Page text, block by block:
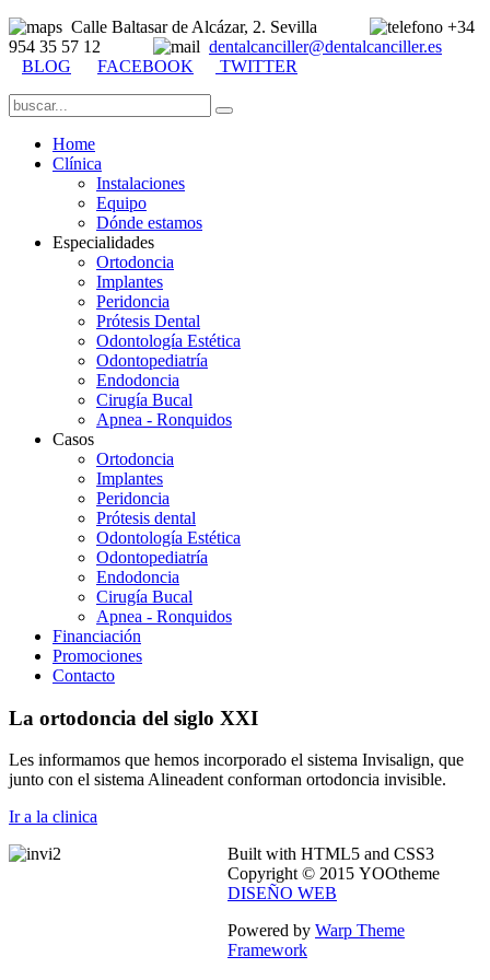
Calle Baltasar de Alcázar, 2. Sevilla
+34
954 35 57 12
dentalcanciller@dentalcanciller.es
BLOG
FACEBOOK TWITTER
Home
Clínica
Instalaciones
Equipo
Dónde estamos
Especialidades
Ortodoncia
Implantes
Peridoncia
Prótesis Dental
Odontología Estética
Odontopediatría
Endodoncia
Cirugía Bucal
Apnea - Ronquidos
Casos
Ortodoncia
Implantes
Peridoncia
Prótesis dental
Odontología Estética
Odontopediatría
Endodoncia
Cirugía Bucal
Apnea - Ronquidos
Financiación
Promociones
Contacto
La ortodoncia del siglo XXI
Les informamos que hemos incorporado el sistema Invisalign, que
junto con el sistema Alineadent conforman ortodoncia invisible.
Ir a la clinica
Built with HTML5 and CSS3
Copyright © 2015 YOOtheme
DISEÑO WEB
Powered by Warp Theme
Framework